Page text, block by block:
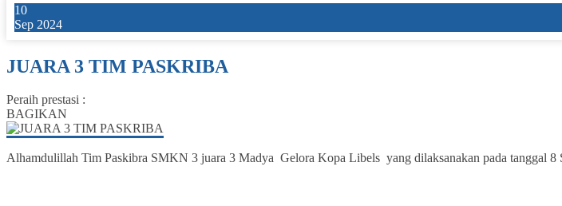
10
Sep 2024
JUARA 3 TIM PASKRIBA
Peraih prestasi :
BAGIKAN
Alhamdulillah Tim Paskibra SMKN 3 juara 3 Madya Gelora Kopa Libels yang dilaksanakan pada tanggal 8